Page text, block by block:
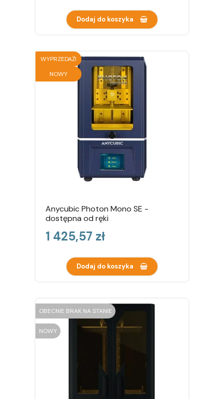
Dodaj do koszyka
WYPRZEDAŻ!
NOWY
Anycubic Photon Mono SE -
dostępna od ręki
Cena
1 425,57 zł
Dodaj do koszyka
OBECNIE BRAK NA STANIE
NOWY